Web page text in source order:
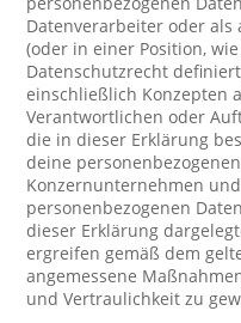
Datenverarbeiter oder
(oder in einer Position,
Datenschutzrecht
einschließlich Konzepten
Verantwortlichen oder
die in dieser Erklärung
deine
Konzernunternehmen
personenbezogenen
dieser Erklärung
ergreifen gemäß dem
angemessene
und Vertraulichkeit zu